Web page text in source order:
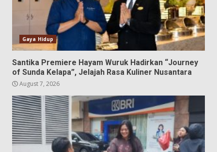
Gaya Hidup
Santika Premiere Hayam Wuruk Hadirkan “Journey
of Sunda Kelapa”, Jelajah Rasa Kuliner Nusantara
August 7, 2026